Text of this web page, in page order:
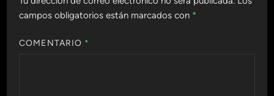
campos obligatorios están marcados con *
COMENTARIO *